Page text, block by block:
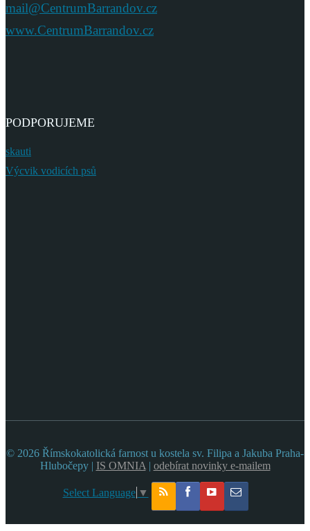
mail@CentrumBarrandov.cz
www.CentrumBarrandov.cz
PODPORUJEME
skauti
Výcvik vodicích psů
© 2026 Římskokatolická farnost u kostela sv. Filipa a Jakuba Praha-
Hlubočepy | IS OMNIA | odebírat novinky e-mailem
Select Language ▼